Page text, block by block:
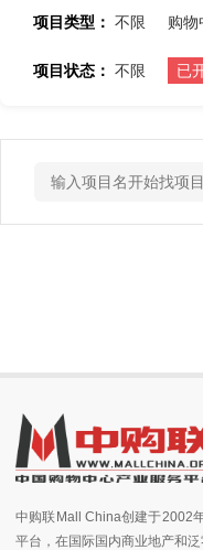
项目类型： 不限 购物
项目状态： 不限 已
中购联Mall China创建于2002
平台，在国际国内商业地产和泛